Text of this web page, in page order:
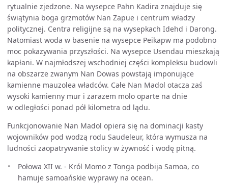
rytualnie zjedzone. Na wysepce Pahn Kadira znajduje się
świątynia boga grzmotów Nan Zapue i centrum władzy
politycznej. Centra religijne są na wysepkach Idehd i Darong.
Natomiast woda w basenie na wysepce Peikapw ma podobno
moc pokazywania przyszłości. Na wysepce Usendau mieszkają
kapłani. W najmłodszej wschodniej części kompleksu budowli
na obszarze zwanym Nan Dowas powstają imponujące
kamienne mauzolea władców. Całe Nan Madol otacza zaś
wysoki kamienny mur i zarazem molo oparte na dnie
w odległości ponad pół kilometra od lądu.
Funkcjonowanie Nan Madol opiera się na dominacji kasty
wojowników pod wodzą rodu Saudeleur, która wymusza na
ludności zaopatrywanie stolicy w żywność i wodę pitną.
Połowa XII w. - Król Momo z Tonga podbija Samoa, co
hamuje samoańskie wyprawy na ocean.